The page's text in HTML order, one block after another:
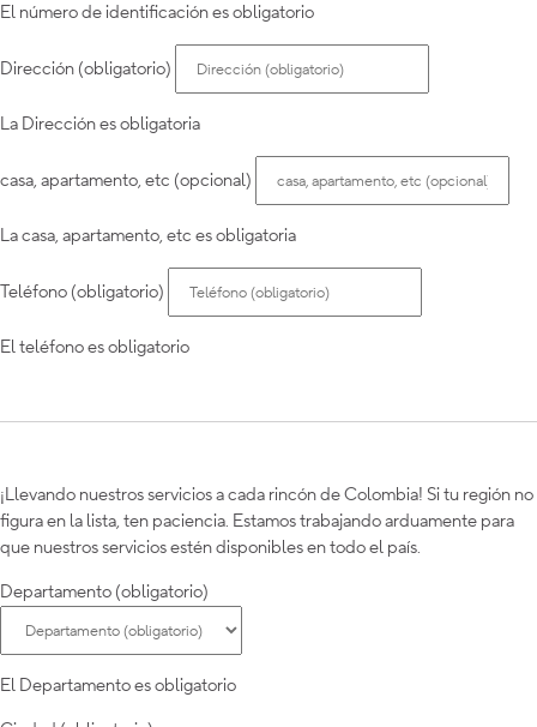
El número de identificación es obligatorio
Dirección (obligatorio)
La Dirección es obligatoria
casa, apartamento, etc (opcional)
La casa, apartamento, etc es obligatoria
Teléfono (obligatorio)
El teléfono es obligatorio
¡Llevando nuestros servicios a cada rincón de Colombia! Si tu región no
figura en la lista, ten paciencia. Estamos trabajando arduamente para
que nuestros servicios estén disponibles en todo el país.
Departamento (obligatorio)
El Departamento es obligatorio